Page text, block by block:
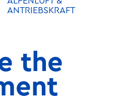
ANTRIEBSKRAFT
the